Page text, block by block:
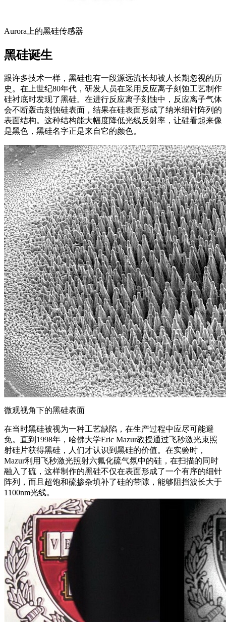
Aurora上的黑硅传感器
黑硅诞生
跟许多技术一样，黑硅也有一段源远流长却被人长期忽视的历
史。在上世纪80年代，研发人员在采用反应离子刻蚀工艺制作
硅衬底时发现了黑硅。在进行反应离子刻蚀中，反应离子气体
会不断轰击刻蚀硅表面，结果在硅表面形成了纳米细针阵列的
表面结构。这种结构能大幅度降低光线反射率，让硅看起来像
是黑色，黑硅名字正是来自它的颜色。
微观视角下的黑硅表面
在当时黑硅被视为一种工艺缺陷，在生产过程中应尽可能避
免。直到1998年，哈佛大学Eric Mazur教授通过飞秒激光束照
射硅片获得黑硅，人们才认识到黑硅的价值。在实验时，
Mazur利用飞秒激光照射六氟化硫气氛中的硅，在扫描的同时
融入了硫，这样制作的黑硅不仅在表面形成了一个有序的细针
阵列，而且超饱和硫掺杂填补了硅的带隙，能够阻挡波长大于
1100nm光线。